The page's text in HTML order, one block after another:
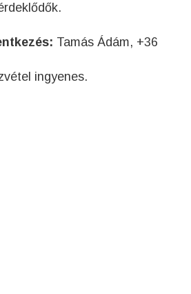
Tamás Ádám, +36
ingyenes.